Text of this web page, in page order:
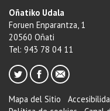
Oñatiko Udala
Foruen Enparantza, 1
20560 Oñati
Tel: 943 78 04 11
Mapa del Sitio